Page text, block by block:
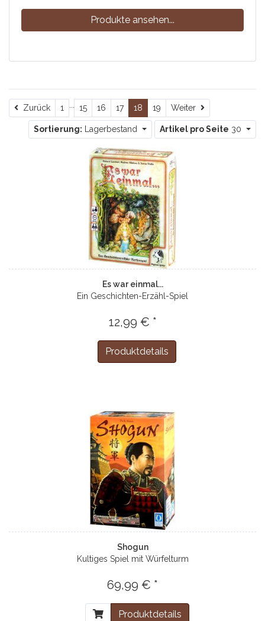
Produkte ansehen...
ZurückZurück
1 ... 15 16 17 18 19 Weiter Weiter
Sortierung: Lagerbestand Artikel pro Seite 30
Es war einmal...
Ein Geschichten-Erzähl-Spiel
12,99 € *
Produktdetails
Shogun
Kultiges Spiel mit Würfelturm
69,99 € *
Produktdetails